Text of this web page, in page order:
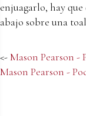
enjuagarlo, hay
abajo sobre una
<-Mason Pearson -
Mason Pearson -